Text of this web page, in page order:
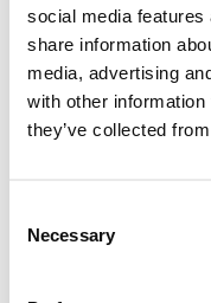
social media
share information
media, advertising
with other information
they’ve collected
Selection
Necessary
Montagewijze
Andere bussystemen
Radiofrequent
Materiaal
Uitvoering oppervlakte